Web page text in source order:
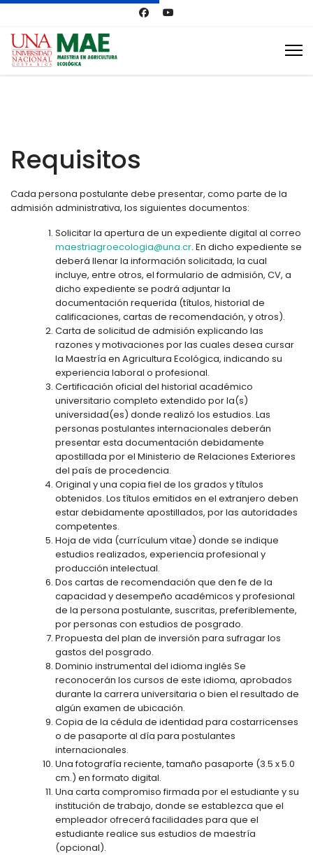
Requisitos
Cada persona postulante debe presentar, como parte de la
admisión administrativa, los siguientes documentos:
Solicitar la apertura de un expediente digital al correo
maestriagroecologia@una.cr. En dicho expediente se
deberá llenar la información solicitada, la cual
incluye, entre otros, el formulario de admisión, CV, a
dicho expediente se podrá adjuntar la
documentación requerida (títulos, historial de
calificaciones, cartas de recomendación, y otros).
Carta de solicitud de admisión explicando las
razones y motivaciones por las cuales desea cursar
la Maestría en Agricultura Ecológica, indicando su
experiencia laboral o profesional.
Certificación oficial del historial académico
universitario completo extendido por la(s)
universidad(es) donde realizó los estudios. Las
personas postulantes internacionales deberán
presentar esta documentación debidamente
apostillada por el Ministerio de Relaciones Exteriores
del país de procedencia.
Original y una copia fiel de los grados y títulos
obtenidos. Los títulos emitidos en el extranjero deben
estar debidamente apostillados, por las autoridades
competentes.
Hoja de vida (currículum vitae) donde se indique
estudios realizados, experiencia profesional y
producción intelectual.
Dos cartas de recomendación que den fe de la
capacidad y desempeño académicos y profesional
de la persona postulante, suscritas, preferiblemente,
por personas con estudios de posgrado.
Propuesta del plan de inversión para sufragar los
gastos del posgrado.
Dominio instrumental del idioma inglés Se
reconocerán los cursos de este idioma, aprobados
durante la carrera universitaria o bien el resultado de
algún examen de ubicación.
Copia de la cédula de identidad para costarricenses
o de pasaporte al día para postulantes
internacionales.
Una fotografía reciente, tamaño pasaporte (3.5 x 5.0
cm.) en formato digital.
Una carta compromiso firmada por el estudiante y su
institución de trabajo, donde se establezca que el
empleador ofrecerá facilidades para que el
estudiante realice sus estudios de maestría
(opcional).